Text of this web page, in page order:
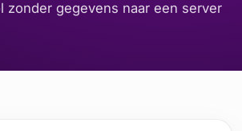
zonder gegevens naar een server